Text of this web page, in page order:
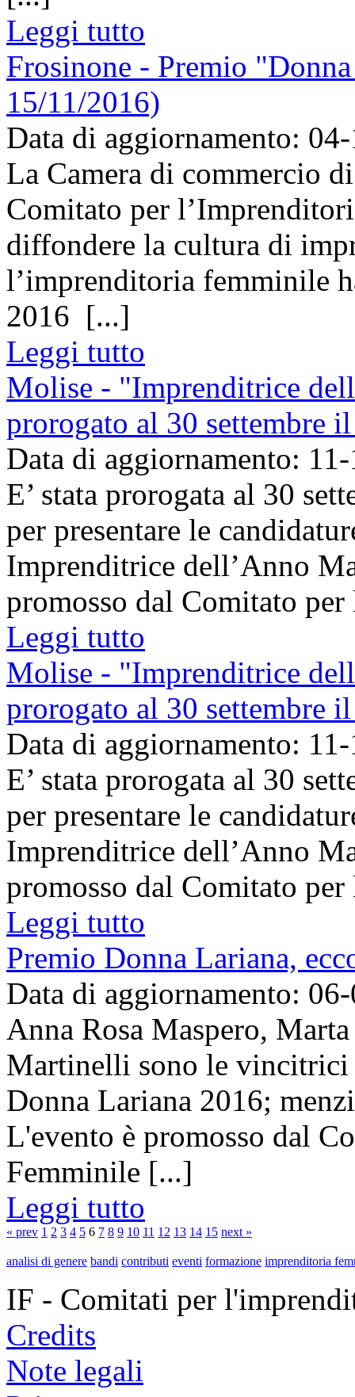
Leggi tutto
Frosinone - Premio
15/11/2016)
Data di aggiornamento:
La Camera di commercio
Comitato per
diffondere la cultura di
l’imprenditoria femminile
2016 [...]
Leggi tutto
Molise - "Imprenditrice
prorogato al 30 settembre
Data di aggiornamento:
E’ stata prorogata al 30
per presentare le
Imprenditrice dell’Anno
promosso dal Comitato
Leggi tutto
Molise - "Imprenditrice
prorogato al 30 settembre
Data di aggiornamento:
E’ stata prorogata al 30
per presentare le
Imprenditrice dell’Anno
promosso dal Comitato
Leggi tutto
Premio Donna Lariana,
Data di aggiornamento:
Anna Rosa Maspero,
Martinelli sono le vincitrici
Donna Lariana 2016;
L'evento è promosso dal
Femminile [...]
Leggi tutto
« prev 1 2 3 4 5 6 7 8 9 10 11 12 13 14 15 next »
analisi di genere bandi contributi eventi formazione imprenditoria
IF - Comitati per
Credits
Note legali